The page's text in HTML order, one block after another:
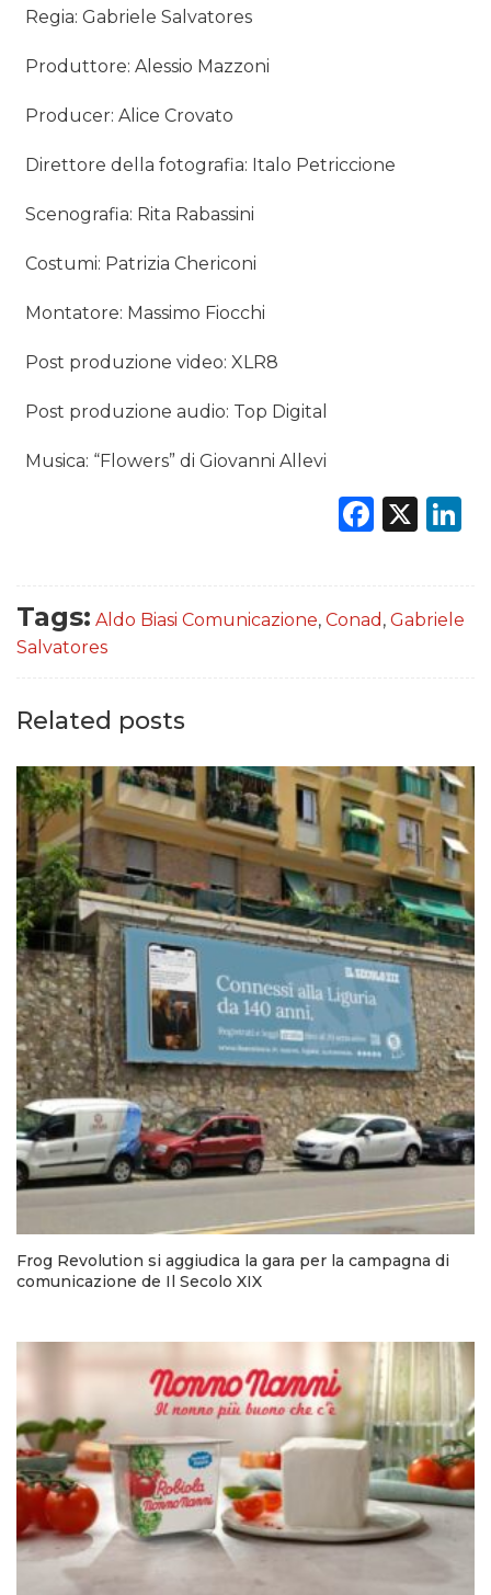
Regia: Gabriele Salvatores
Produttore: Alessio Mazzoni
Producer: Alice Crovato
Direttore della fotografia: Italo Petriccione
Scenografia: Rita Rabassini
Costumi: Patrizia Chericoni
Montatore: Massimo Fiocchi
Post produzione video: XLR8
Post produzione audio: Top Digital
Musica: “Flowers” di Giovanni Allevi
X
Tags: Aldo Biasi Comunicazione, Conad , Gabriele
Salvatores
Related posts
Frog Revolution si aggiudica la gara per la campagna di
comunicazione de Il Secolo XIX